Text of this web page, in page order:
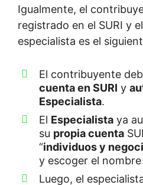
Igualmente, el
registrado en el SURI y
especialista es el
El contribuyente
cuenta en SURI y
Especialista.
El Especialista ya
su propia cuenta
“individuos y
y escoger el
Luego, el